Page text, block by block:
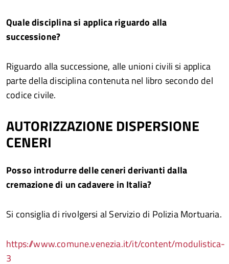
Quale disciplina si applica riguardo alla
successione?
Riguardo alla successione, alle unioni civili si applica
parte della disciplina contenuta nel libro secondo del
codice civile.
AUTORIZZAZIONE DISPERSIONE
CENERI
Posso introdurre delle ceneri derivanti dalla
cremazione di un cadavere in Italia?
Si consiglia di rivolgersi al Servizio di Polizia Mortuaria.
https://www.comune.venezia.it/it/content/modulistica-
3